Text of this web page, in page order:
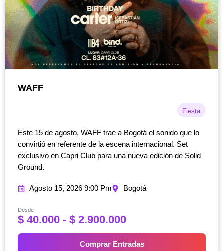
WAFF
Fiesta
Este 15 de agosto, WAFF trae a Bogotá el sonido que lo
convirtió en referente de la escena internacional. Set
exclusivo en Capri Club para una nueva edición de Solid
Ground.
Agosto 15, 2026 9:00 Pm Bogotá
Desde
$40.000 - $2.900.000R
n
Comprar Entradas